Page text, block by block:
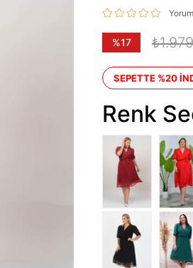
%17
SEPETTE %20
Renk